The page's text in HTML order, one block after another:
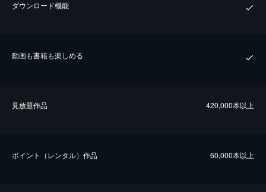
ダウンロード機能
動画も書籍も楽しめる
⾒放題作品 420,000本以上
ポイント（レンタル）作品 60,000本以上